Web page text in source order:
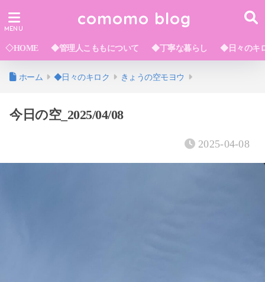
comomo blog
◇HOME ◆管理人こももについて ◆丁寧な暮らし ◆日々のキ
ホーム ◆日々のキロク きょうの空モヨウ
今日の空_2025/04/08
2025-04-08